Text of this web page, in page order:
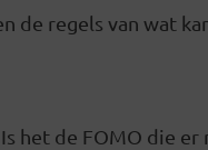
de regels van wat
het de FOMO die